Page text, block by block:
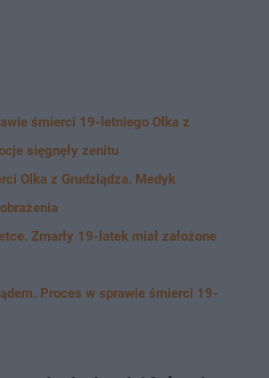
śmierci 19-letniego Olka z
sięgnęły zenitu
Olka z Grudziądza. Medyk
Zmarły 19-latek miał założone
Proces w sprawie śmierci 19-